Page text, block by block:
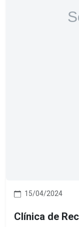
15/04/2024
Clínica de